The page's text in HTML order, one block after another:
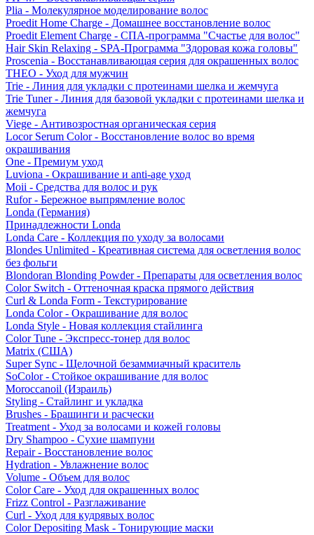
Plia - Молекулярное моделирование волос
Proedit Home Charge - Домашнее восстановление волос
Proedit Element Charge - СПА-программа "Счастье для волос"
Hair Skin Relaxing - SPA-Программа "Здоровая кожа головы"
Proscenia - Восстанавливающая серия для окрашенных волос
THEO - Уход для мужчин
Trie - Линия для укладки с протеинами шелка и жемчуга
Trie Tuner - Линия для базовой укладки с протеинами шелка и
жемчуга
Viege - Антивозростная органическая серия
Locor Serum Color - Восстановление волос во время
окрашивания
One - Премиум уход
Luviona - Окрашивание и anti-age уход
Moii - Средства для волос и рук
Rufor - Бережное выпрямление волос
Londa (Германия)
Принадлежности Londa
Londa Care - Коллекция по уходу за волосами
Blondes Unlimited - Креативная система для осветления волос
без фольги
Blondoran Blonding Powder - Препараты для осветления волос
Color Switch - Оттеночная краска прямого действия
Curl & Londa Form - Текстурирование
Londa Color - Окрашивание для волос
Londa Style - Новая коллекция стайлинга
Color Tune - Экспресс-тонер для волос
Matrix (США)
Super Sync - Щелочной безаммиачный краситель
SoColor - Стойкое окрашивание для волос
Moroccanoil (Израиль)
Styling - Стайлинг и укладка
Brushes - Брашинги и расчески
Treatment - Уход за волосами и кожей головы
Dry Shampoo - Сухие шампуни
Repair - Восстановление волос
Hydration - Увлажнение волос
Volume - Объем для волос
Color Care - Уход для окрашенных волос
Frizz Control - Разглаживание
Curl - Уход для кудрявых волос
Color Depositing Mask - Тонирующие маски